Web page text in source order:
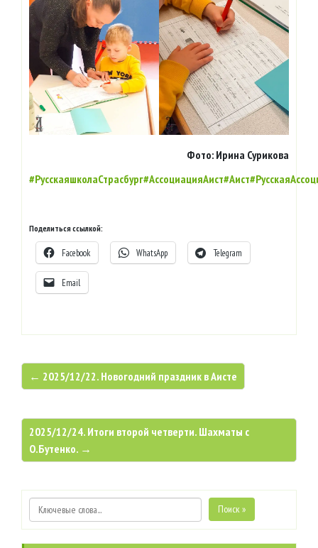
Фото: Ирина Сурикова
#РусскаяшколаСтрасбург#АссоциацияАист#Аист
Поделиться ссылкой:
Facebook WhatsApp Telegram
Email
← 2025/12/22. Новогодний праздник в Аисте
2025/12/24. Итоги второй четверти. Шахматы с
О.Бутенко. →
Поиск »